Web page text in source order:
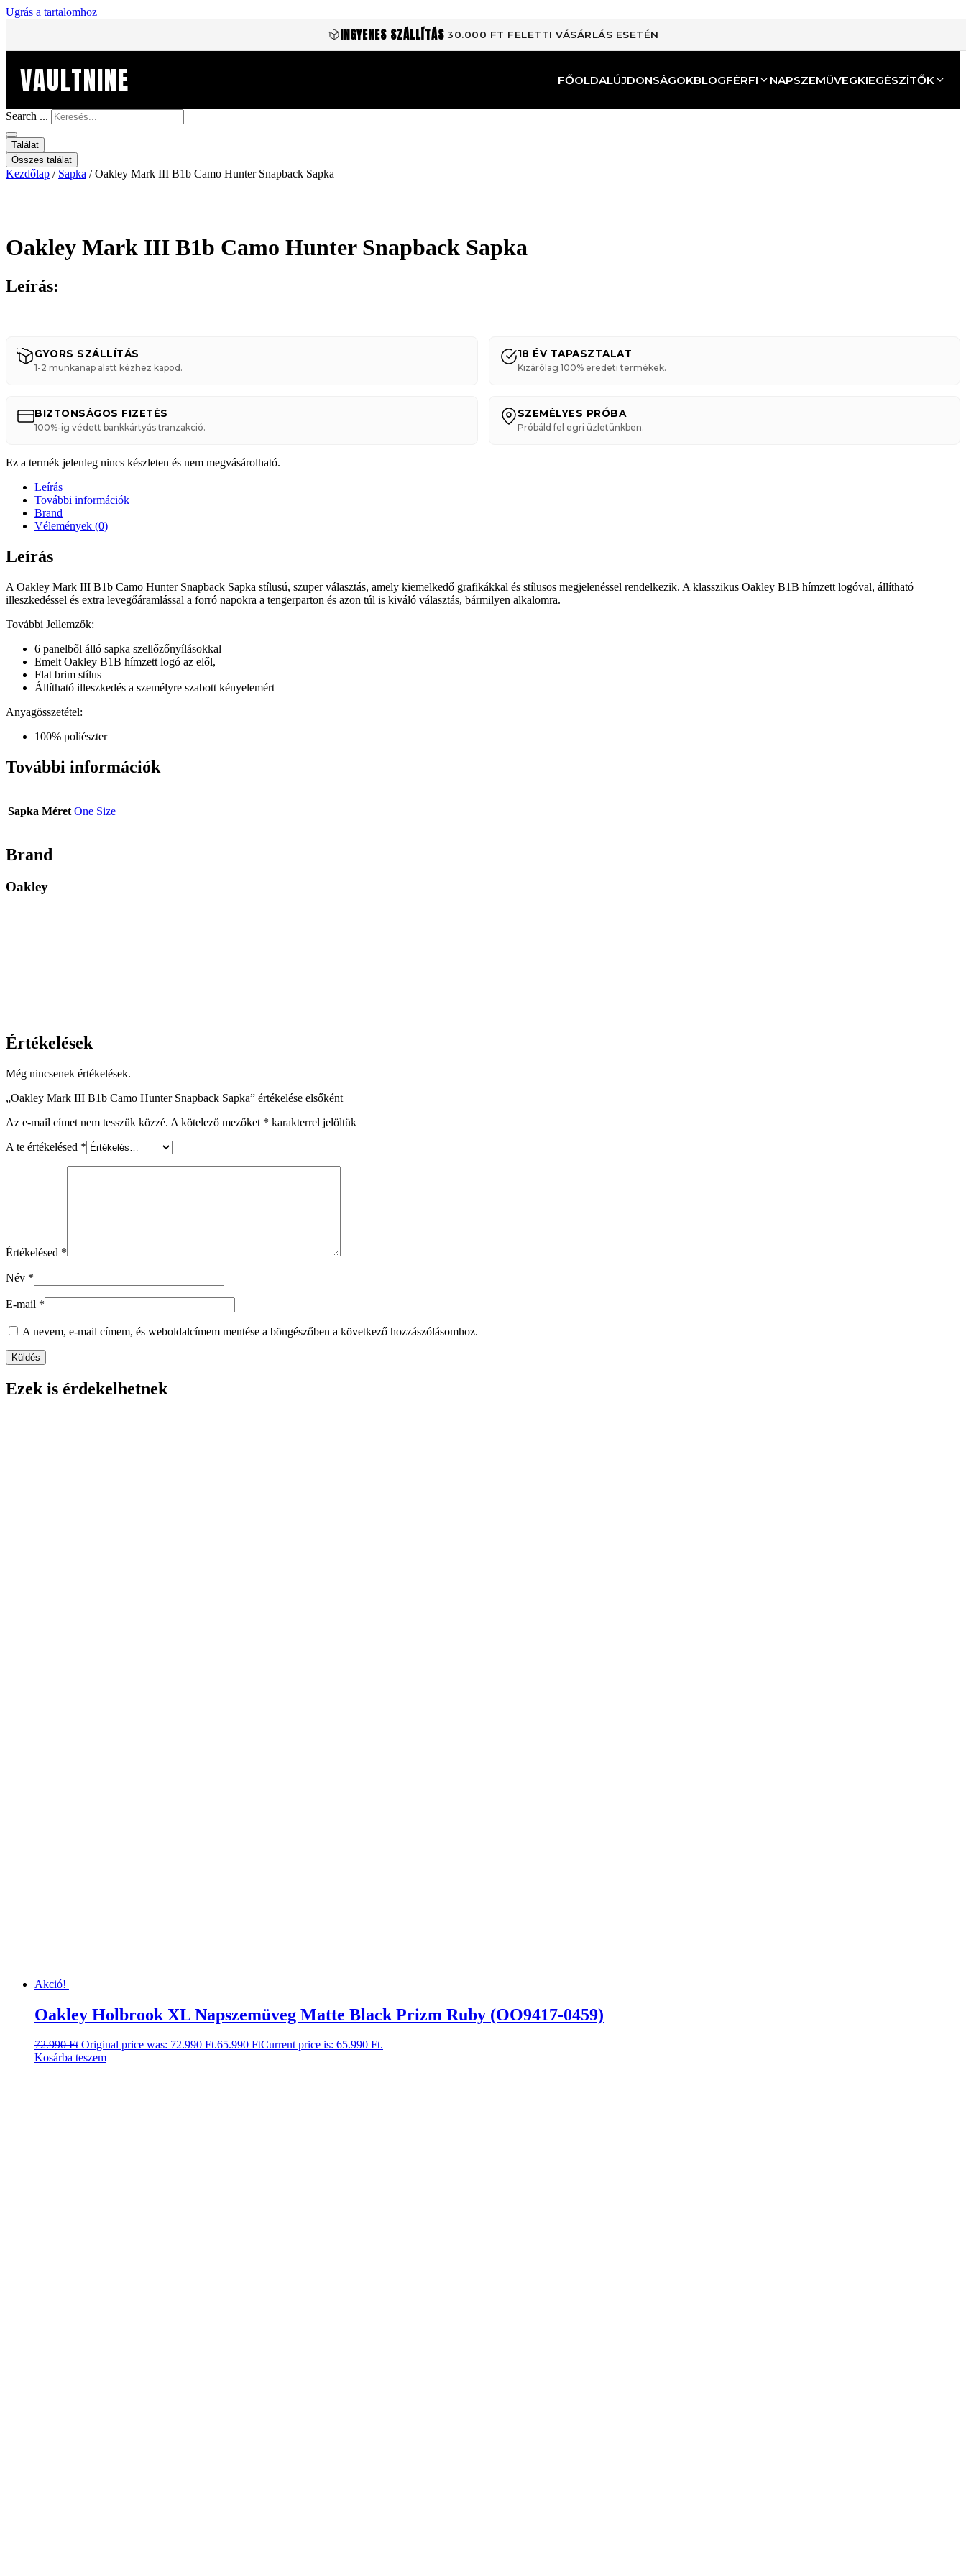
Ugrás a tartalomhoz
INGYENES SZÁLLÍTÁS 30.000 FT FELETTI VÁSÁRLÁS ESETÉN
VAULTNINE FŐOLDALÚJDONSÁGOKBLOGFÉRFI NAPSZEMÜVEGKIEGÉSZÍTŐK
Search ...
Találat
Összes találat
Kezdőlap / Sapka / Oakley Mark III B1b Camo Hunter Snapback Sapka
Oakley Mark III B1b Camo Hunter Snapback Sapka
Leírás:
GYORS SZÁLLÍTÁS
1-2 munkanap alatt kézhez kapod.
18 ÉV TAPASZTALAT
Kizárólag 100% eredeti termékek.
BIZTONSÁGOS FIZETÉS
100%-ig védett bankkártyás tranzakció.
SZEMÉLYES PRÓBA
Próbáld fel egri üzletünkben.
Ez a termék jelenleg nincs készleten és nem megvásárolható.
Leírás
További információk
Brand
Vélemények (0)
Leírás
A Oakley Mark III B1b Camo Hunter Snapback Sapka stílusú, szuper választás, amely kiemelkedő grafikákkal és stílusos megjelenéssel rendelkezik. A klasszikus Oakley B1B hímzett logóval, állítható
illeszkedéssel és extra levegőáramlással a forró napokra a tengerparton és azon túl is kiváló választás, bármilyen alkalomra.
További Jellemzők:
6 panelből álló sapka szellőzőnyílásokkal
Emelt Oakley B1B hímzett logó az elől,
Flat brim stílus
Állítható illeszkedés a személyre szabott kényelemért
Anyagösszetétel:
100% poliészter
További információk
Sapka Méret One Size
Brand
Oakley
Értékelések
Még nincsenek értékelések.
„Oakley Mark III B1b Camo Hunter Snapback Sapka” értékelése elsőként
Az e-mail címet nem tesszük közzé. A kötelező mezőket * karakterrel jelöltük
A te értékelésed *
Értékelésed *
Név *
E-mail *
A nevem, e-mail címem, és weboldalcímem mentése a böngészőben a következő hozzászólásomhoz.
Ezek is érdekelhetnek
Akció!
Oakley Holbrook XL Napszemüveg Matte Black Prizm Ruby (OO9417-0459)
72.990Ft Original price was: 72.990 Ft.65.990 FtCurrent price is: 65.990 Ft.
Kosárba teszem